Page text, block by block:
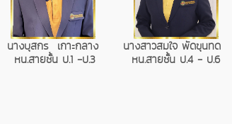
นางบุสกร เกาะกลาง นางสาวสมใจ พัดขุนทด
หน.สายชั้น ป.1 -ป.3 หน.สายชั้น ป.4 - ป.6